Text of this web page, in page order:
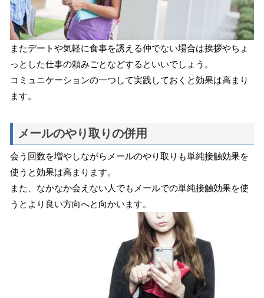
またデートや気軽に食事を誘える仲でない場合は挨拶やちょ
っとした仕事の頼みごとなどするといいでしょう。
コミュニケーションの一つして実践しておくと効果は高まり
ます。
メールのやり取りの併用
会う回数を増やしながらメールのやり取りも単純接触効果を
使うと効果は高まります。
また、なかなか会えない人でもメールでの単純接触効果を使
うとより良い方向へと向かいます。